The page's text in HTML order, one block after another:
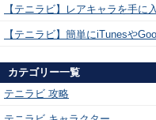
【テニラビ】レアキャラを手に
【テニラビ】簡単にiTunesや
カテゴリー一覧
テニラビ 攻略